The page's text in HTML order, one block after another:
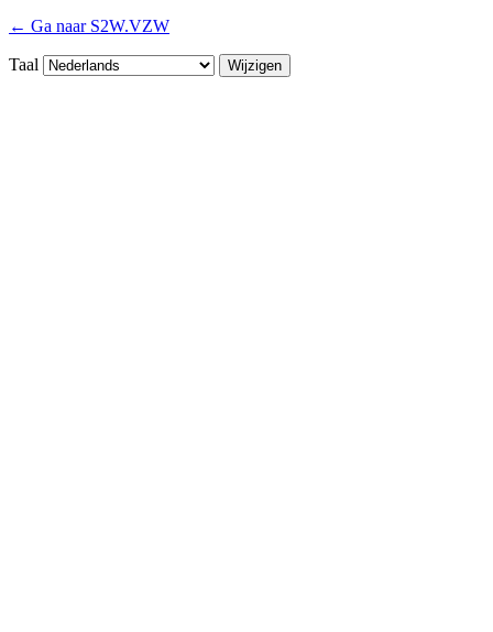
← Ga naar S2W.VZW
Taal